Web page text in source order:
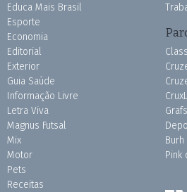
Educa Mais Brasil
Esporte
Economia
Editorial
Exterior
Guia Saúde
Informação Livre
Letra Viva
Magnus Futsal
Mix
Motor
Pets
Receitas
Burh
Pink